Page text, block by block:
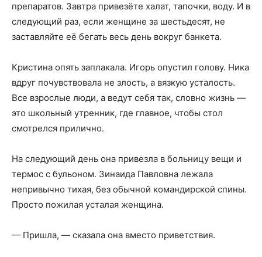
препаратов. Завтра привезёте халат, тапочки, воду. И в
следующий раз, если женщине за шестьдесят, не
заставляйте её бегать весь день вокруг банкета.
Кристина опять заплакала. Игорь опустил голову. Ника
вдруг почувствовала не злость, а вязкую усталость.
Все взрослые люди, а ведут себя так, словно жизнь —
это школьный утренник, где главное, чтобы стол
смотрелся прилично.
На следующий день она привезла в больницу вещи и
термос с бульоном. Зинаида Павловна лежала
непривычно тихая, без обычной командирской спины.
Просто пожилая усталая женщина.
— Пришла, — сказала она вместо приветствия.